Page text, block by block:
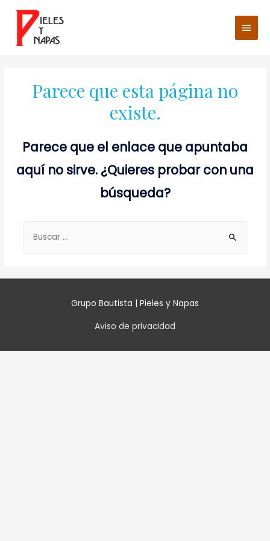
Parece que esta página no
existe.
Parece que el enlace que apuntaba
aquí no sirve. ¿Quieres probar con una
búsqueda?
Grupo Bautista | Pieles y Napas
Aviso de privacidad